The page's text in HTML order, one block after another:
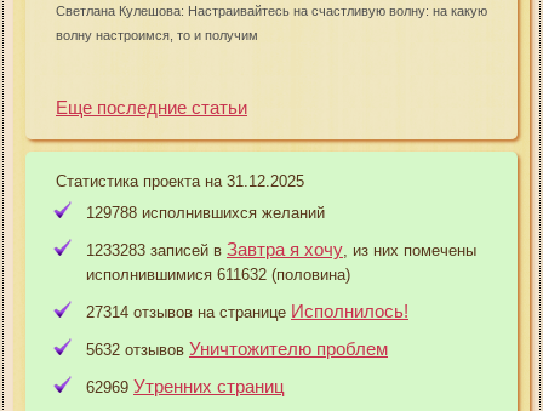
Светлана Кулешова: Настраивайтесь на счастливую волну: на какую
волну настроимся, то и получим
Еще последние статьи
Статистика проекта на 31.12.2025
129788 исполнившихся желаний
1233283 записей в Завтра я хочу , из них помечены
исполнившимися 611632 (половина)
27314 отзывов на странице Исполнилось!
5632 отзывов Уничтожителю проблем
62969 Утренних страниц